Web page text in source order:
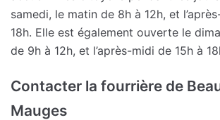
samedi, le matin de 8h à 12h, et
18h. Elle est également ouverte le
de 9h à 12h, et l’après-midi de 15h à
Contacter la fourrière de
Mauges